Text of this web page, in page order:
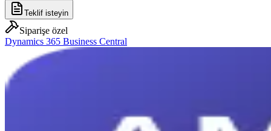
Teklif isteyin
Siparişe özel
Dynamics 365 Business Central